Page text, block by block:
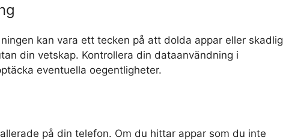
kan vara ett tecken på att dolda appar eller skadlig
din vetskap. Kontrollera din dataanvändning i
eventuella oegentligheter.
på din telefon. Om du hittar appar som du inte